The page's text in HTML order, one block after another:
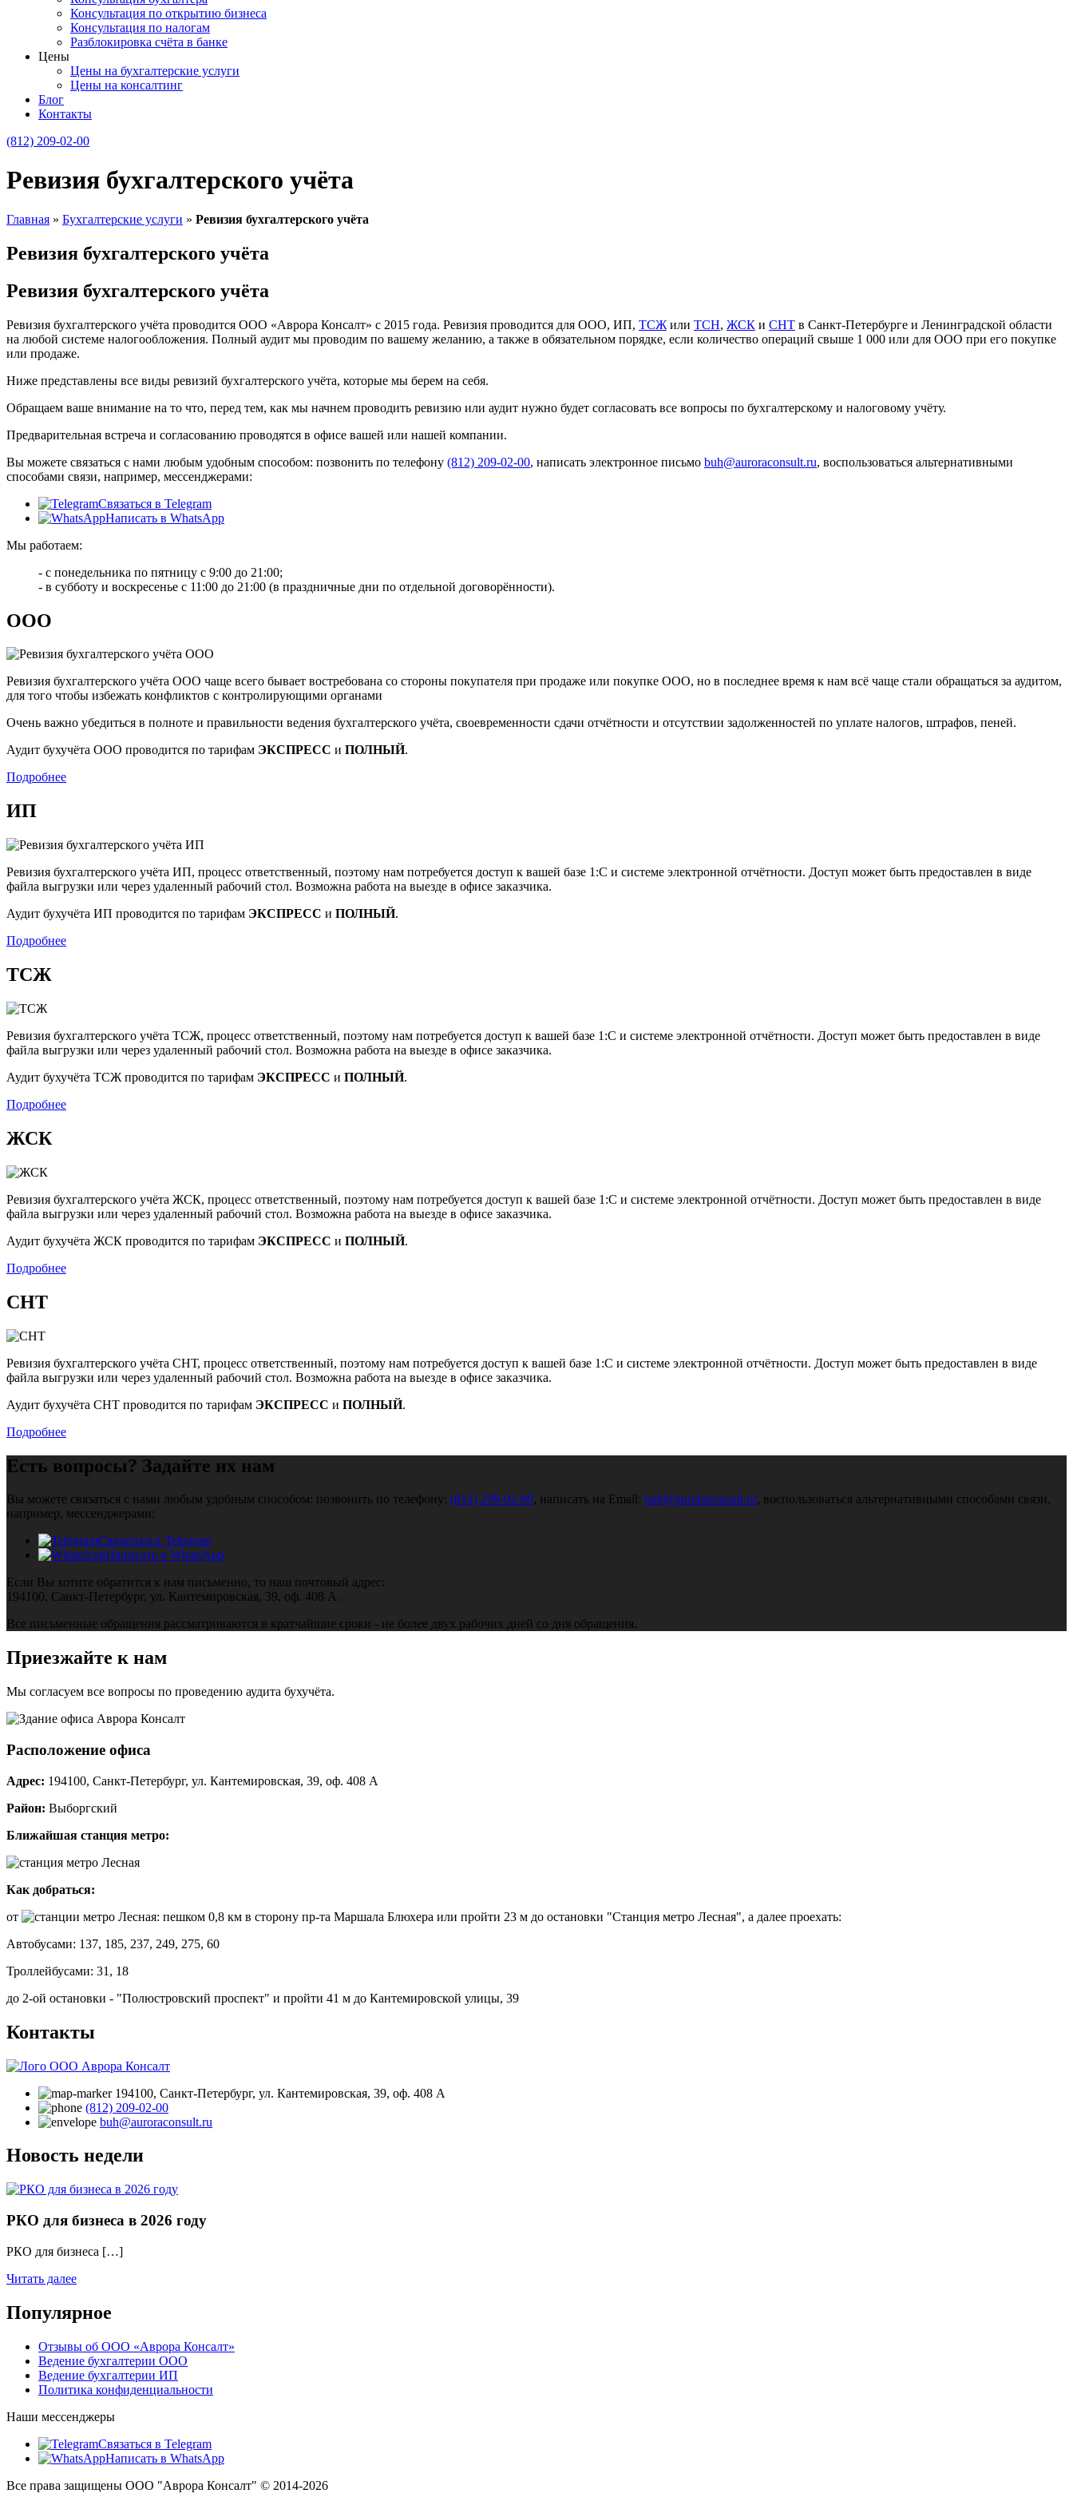
Консультация по открытию бизнеса
Консультация по налогам
Разблокировка счёта в банке
Цены
Цены на бухгалтерские услуги
Цены на консалтинг
Блог
Контакты
(812) 209-02-00
Ревизия бухгалтерского учёта
Главная » Бухгалтерские услуги » Ревизия бухгалтерского учёта
Ревизия бухгалтерского учёта
Ревизия бухгалтерского учёта
Ревизия бухгалтерского учёта проводится ООО «Аврора Консалт» с 2015 года. Ревизия проводится для ООО, ИП, ТСЖ или ТСН, ЖСК и СНТ в Санкт-Петербурге и Ленинградской области
на любой системе налогообложения. Полный аудит мы проводим по вашему желанию, а также в обязательном порядке, если количество операций свыше 1 000 или для ООО при его покупке
или продаже.
Ниже представлены все виды ревизий бухгалтерского учёта, которые мы берем на себя.
Обращаем ваше внимание на то что, перед тем, как мы начнем проводить ревизию или аудит нужно будет согласовать все вопросы по бухгалтерскому и налоговому учёту.
Предварительная встреча и согласованию проводятся в офисе вашей или нашей компании.
Вы можете связаться с нами любым удобным способом: позвонить по телефону (812) 209-02-00, написать электронное письмо buh@auroraconsult.ru, воспользоваться альтернативными
способами связи, например, мессенджерами:
Связаться в Telegram
Написать в WhatsApp
Мы работаем:
- с понедельника по пятницу с 9:00 до 21:00;
- в субботу и воскресенье с 11:00 до 21:00 (в праздничные дни по отдельной договорённости).
ООО
Ревизия бухгалтерского учёта ООО чаще всего бывает востребована со стороны покупателя при продаже или покупке ООО, но в последнее время к нам всё чаще стали обращаться за аудитом,
для того чтобы избежать конфликтов с контролирующими органами
Очень важно убедиться в полноте и правильности ведения бухгалтерского учёта, своевременности сдачи отчётности и отсутствии задолженностей по уплате налогов, штрафов, пеней.
Аудит бухучёта ООО проводится по тарифам ЭКСПРЕСС и ПОЛНЫЙ.
Подробнее
ИП
Ревизия бухгалтерского учёта ИП, процесс ответственный, поэтому нам потребуется доступ к вашей базе 1:С и системе электронной отчётности. Доступ может быть предоставлен в виде
файла выгрузки или через удаленный рабочий стол. Возможна работа на выезде в офисе заказчика.
Аудит бухучёта ИП проводится по тарифам ЭКСПРЕСС и ПОЛНЫЙ.
Подробнее
ТСЖ
Ревизия бухгалтерского учёта ТСЖ, процесс ответственный, поэтому нам потребуется доступ к вашей базе 1:С и системе электронной отчётности. Доступ может быть предоставлен в виде
файла выгрузки или через удаленный рабочий стол. Возможна работа на выезде в офисе заказчика.
Аудит бухучёта ТСЖ проводится по тарифам ЭКСПРЕСС и ПОЛНЫЙ.
Подробнее
ЖСК
Ревизия бухгалтерского учёта ЖСК, процесс ответственный, поэтому нам потребуется доступ к вашей базе 1:С и системе электронной отчётности. Доступ может быть предоставлен в виде
файла выгрузки или через удаленный рабочий стол. Возможна работа на выезде в офисе заказчика.
Аудит бухучёта ЖСК проводится по тарифам ЭКСПРЕСС и ПОЛНЫЙ.
Подробнее
СНТ
Ревизия бухгалтерского учёта СНТ, процесс ответственный, поэтому нам потребуется доступ к вашей базе 1:С и системе электронной отчётности. Доступ может быть предоставлен в виде
файла выгрузки или через удаленный рабочий стол. Возможна работа на выезде в офисе заказчика.
Аудит бухучёта СНТ проводится по тарифам ЭКСПРЕСС и ПОЛНЫЙ.
Подробнее
Есть вопросы? Задайте их нам
Вы можете связаться с нами любым удобным способом: позвонить по телефону: (812) 209-02-00, написать на Email: buh@auroraconsult.ru, воспользоваться альтернативными способами связи,
например, мессенджерами:
Связаться в Telegram
Написать в WhatsApp
Если Вы хотите обратится к нам письменно, то наш почтовый адрес:
194100, Санкт‑Петербург, ул. Кантемировская, 39, оф. 408 А .
Все письменные обращения рассматриваются в кратчайшие сроки - не более двух рабочих дней со дня обращения.
Приезжайте к нам
Мы согласуем все вопросы по проведению аудита бухучёта.
Расположение офиса
Адрес: 194100, Санкт‑Петербург, ул. Кантемировская, 39, оф. 408 А
Район: Выборгский
Ближайшая станция метро:
Лесная
Как добраться:
от
Лесная: пешком 0,8 км в сторону пр-та Маршала Блюхера или пройти 23 м до остановки "Станция метро Лесная", а далее проехать:
Автобусами: 137, 185, 237, 249, 275, 60
Троллейбусами: 31, 18
до 2-ой остановки - "Полюстровский проспект" и пройти 41 м до Кантемировской улицы, 39
Контакты
194100, Санкт‑Петербург, ул. Кантемировская, 39, оф. 408 А
(812) 209-02-00
buh@auroraconsult.ru
Новость недели
РКО для бизнеса в 2026 году
РКО для бизнеса […]
Читать далее
Популярное
Отзывы об ООО «Аврора Консалт»
Ведение бухгалтерии ООО
Ведение бухгалтерии ИП
Политика конфиденциальности
Наши мессенджеры
Связаться в Telegram
Написать в WhatsApp
Все права защищены ООО "Аврора Консалт" © 2014-2026